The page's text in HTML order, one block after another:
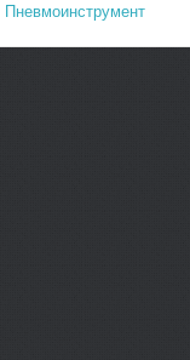
Пневмоинструмент